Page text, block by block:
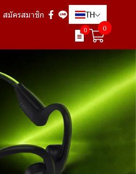
สมัครสมาชิก TH
0 0